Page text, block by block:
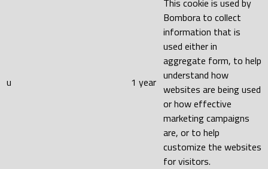
u 1 year
This cookie is used by
Bombora to collect
information that is
used either in
aggregate form, to help
understand how
websites are being used
or how effective
marketing campaigns
are, or to help
customize the websites
for visitors.